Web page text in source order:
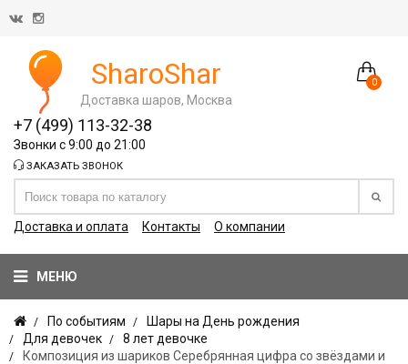
0
SharoShar
Доставка шаров, Москва
+7 (499) 113-32-38
Звонки с 9:00 до 21:00
ЗАКАЗАТЬ ЗВОНОК
Доставка и оплата Контакты О компании
МЕНЮ
По событиям
Шары на День рождения
Для девочек
8 лет девочке
Композиция из шариков Серебрянная цифра со звёздами и